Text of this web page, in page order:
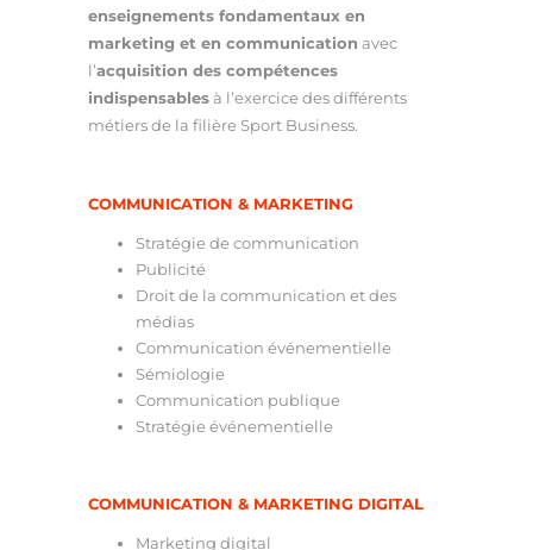
enseignements fondamentaux en
marketing et en communication avec
l’acquisition des compétences
indispensables à l’exercice des différents
métiers de la filière Sport Business.
COMMUNICATION & MARKETING
Stratégie de communication
Publicité
Droit de la communication et des
médias
Communication événementielle
Sémiologie
Communication publique
Stratégie événementielle
COMMUNICATION & MARKETING DIGITAL
Marketing digital